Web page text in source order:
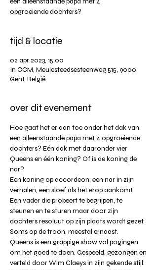
opgroeiende dochters?
tijd & locatie
02 apr 2023, 15:00
In CCM, Meulesteedsesteenweg 515, 9000
Gent, België
over dit evenement
Hoe gaat het er aan toe onder het dak van
een alleenstaande papa met 4 opgroeiende
dochters? Eén dak met daaronder vier
Queens en één koning? Of is de koning de
nar?
Een koning op accordeon, een nar in zijn
verhalen, een sloef als het erop aankomt.
Een vader die probeert te begrijpen, te
steunen en te sturen maar door zijn
dochters resoluut op zijn plaats wordt gezet.
Soms op de troon, meestal ernaast.
Queens is een grappige show vol pogingen
om het goed te doen. Gespeeld, gezongen en
verteld door Wim Claeys in zijn gekende stijl: